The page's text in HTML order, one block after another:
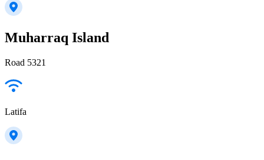
Muharraq Island
Road 5321
Latifa